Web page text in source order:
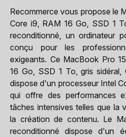
Recommerce vous propose le
Core i9, RAM 16 Go, SSD 1
reconditionné, un ordinateur
conçu pour les
exigeants. Ce MacBook Pro
16 Go, SSD 1 To, gris sidéral,
dispose d'un processeur Intel
qui offre des performances
tâches intensives telles que la
la création de contenu. Le
reconditionné dispose d'un